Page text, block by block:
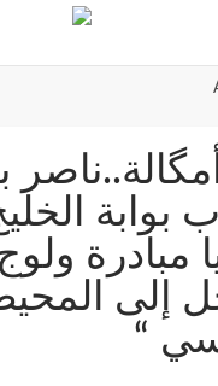
بوابة
مبادرة
إلى
“